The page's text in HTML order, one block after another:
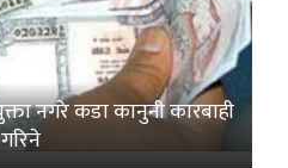
नगरे कडा कानुनी कारबाही
गरिने